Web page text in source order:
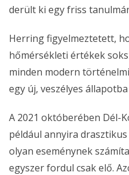
derült ki egy friss
Herring figyelmeztetett,
hőmérsékleti értékek
minden modern
egy új, veszélyes
A 2021 októberében Dél-
például annyira
olyan eseménynek
egyszer fordul csak elő.